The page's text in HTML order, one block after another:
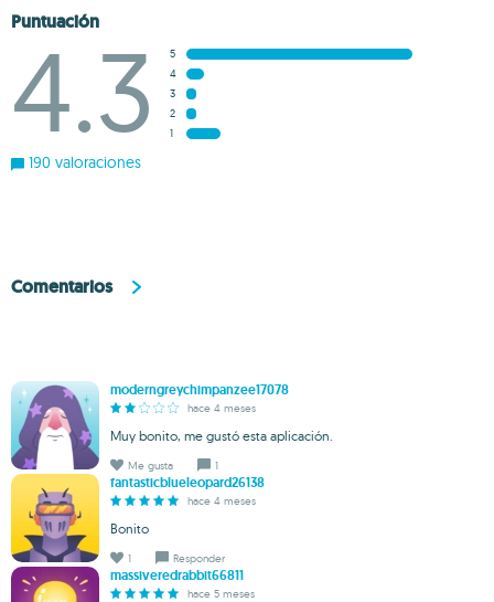
Puntuación
4.3
5
4
3
2
1
190 valoraciones
Comentarios
moderngreychimpanzee17078
hace 4 meses
Muy bonito, me gustó esta aplicación.
Me gusta 1
fantasticblueleopard26138
hace 4 meses
Bonito
1 Responder
massiveredrabbit66811
hace 5 meses